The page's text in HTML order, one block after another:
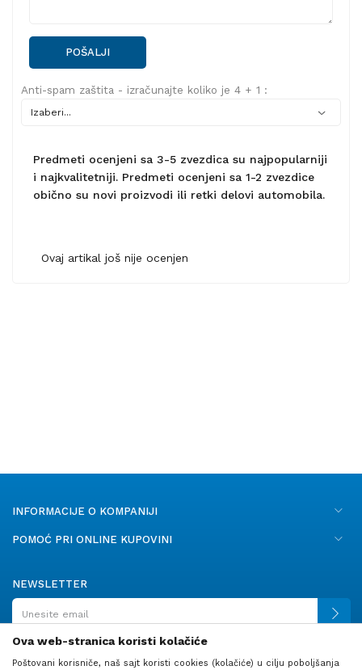
POŠALJI
Anti-spam zaštita - izračunajte koliko je 4 + 1 :
Predmeti ocenjeni sa 3-5 zvezdica su najpopularniji
i najkvalitetniji. Predmeti ocenjeni sa 1-2 zvezdice
obično su novi proizvodi ili retki delovi automobila.
Ovaj artikal još nije ocenjen
INFORMACIJE O KOMPANIJI
POMOĆ PRI ONLINE KUPOVINI
NEWSLETTER
Ova web-stranica koristi kolačiće
Poštovani korisniče, naš sajt koristi cookies (kolačiće) u cilju poboljšanja